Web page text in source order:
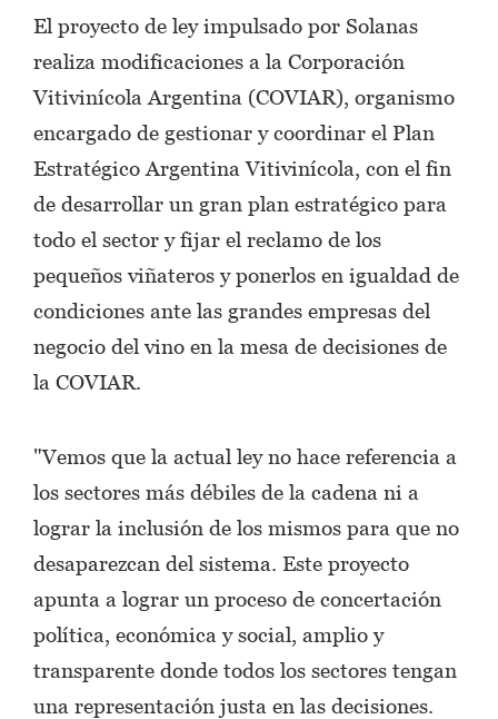
El proyecto de ley impulsado por Solanas
realiza modificaciones a la Corporación
Vitivinícola Argentina (COVIAR), organismo
encargado de gestionar y coordinar el Plan
Estratégico Argentina Vitivinícola, con el fin
de desarrollar un gran plan estratégico para
todo el sector y fijar el reclamo de los
pequeños viñateros y ponerlos en igualdad de
condiciones ante las grandes empresas del
negocio del vino en la mesa de decisiones de
la COVIAR.
"Vemos que la actual ley no hace referencia a
los sectores más débiles de la cadena ni a
lograr la inclusión de los mismos para que no
desaparezcan del sistema. Este proyecto
apunta a lograr un proceso de concertación
política, económica y social, amplio y
transparente donde todos los sectores tengan
una representación justa en las decisiones.